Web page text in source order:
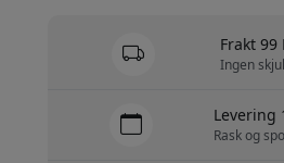
Frakt 99
Ingen
Levering
Rask og